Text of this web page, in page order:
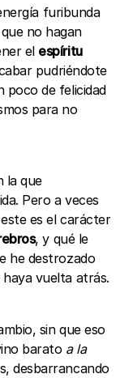
furibunda
no hagan
el espíritu
pudriéndote
poco de felicidad
para no
la que
Pero a veces
es el carácter
, y qué le
he destrozado
vuelta atrás.
sin que eso
barato a la
desbarrancando